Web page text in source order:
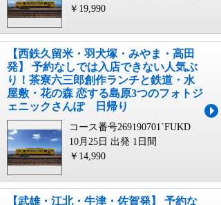
￥19,990
【西鉄久留米・羽犬塚・みやま・高田
発】 予約なしでは入店できない人気ぶ
り！茶寮六三郎創作ランチと鉄道・水
屋敷・花の森 恋する島原3つのフォトジ
ェニックさんぽ 日帰り
コース番号269190701`FUKD
10月25日 出発 1日間
￥14,990
【武雄・江北・牛津・佐賀発】 予約な